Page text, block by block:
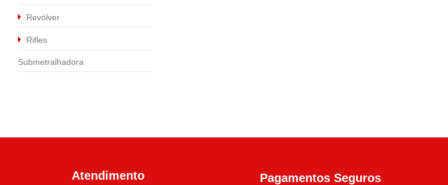
Revólver
Rifles
Submetralhadora
Atendimento
Pagamentos Seguros